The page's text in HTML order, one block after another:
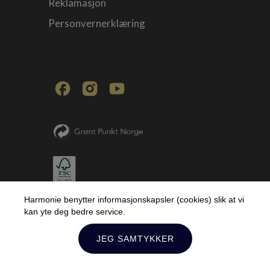
Personvernerklæring
Harmonie benytter informasjonskapsler (cookies) slik at vi
kan yte deg bedre service.
JEG SAMTYKKER